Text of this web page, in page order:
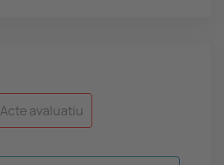
Acte avaluatiu